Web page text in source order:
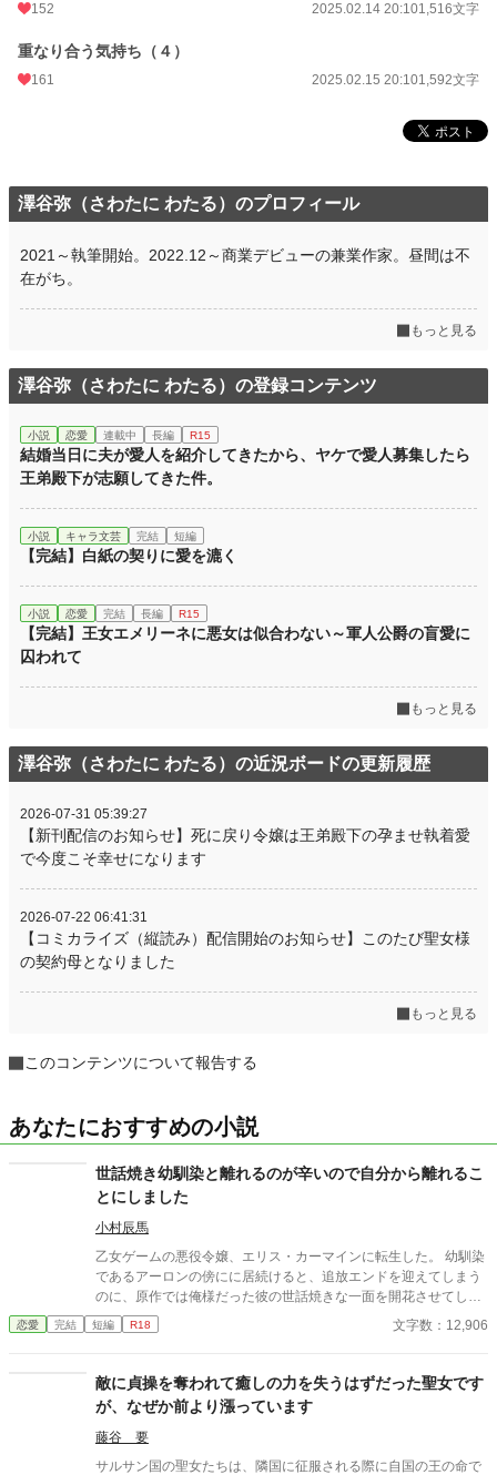
152 2025.02.14 20:101,516文字
重なり合う気持ち（４）
161 2025.02.15 20:101,592文字
澤谷弥（さわたに わたる）のプロフィール
2021～執筆開始。2022.12～商業デビューの兼業作家。昼間は不
在がち。
もっと見る
澤谷弥（さわたに わたる）の登録コンテンツ
小説 恋愛 連載中 長編 R15
結婚当日に夫が愛人を紹介してきたから、ヤケで愛人募集したら
王弟殿下が志願してきた件。
小説 キャラ文芸 完結 短編
【完結】白紙の契りに愛を漉く
小説 恋愛 完結 長編 R15
【完結】王女エメリーネに悪女は似合わない～軍人公爵の盲愛に
囚われて
もっと見る
澤谷弥（さわたに わたる）の近況ボードの更新履歴
2026-07-31 05:39:27
【新刊配信のお知らせ】死に戻り令嬢は王弟殿下の孕ませ執着愛
で今度こそ幸せになります
2026-07-22 06:41:31
【コミカライズ（縦読み）配信開始のお知らせ】このたび聖女様
の契約母となりました
もっと見る
このコンテンツについて報告する
あなたにおすすめの小説
世話焼き幼馴染と離れるのが辛いので自分から離れるこ
とにしました
小村辰馬
乙女ゲームの悪役令嬢、エリス・カーマインに転生した。 幼馴染
であるアーロンの傍にに居続けると、追放エンドを迎えてしまう
のに、原作では俺様だった彼の世話焼きな一面を開花させてしま
い、居心地の良い彼のそばを離れるのが辛くなってしまう。 なら
ば彼の代わりに男友達を作ろうと画策するがーー
恋愛 完結 短編 R18 文字数：12,906
敵に貞操を奪われて癒しの力を失うはずだった聖女です
が、なぜか前より漲っています
藤谷 要
サルサン国の聖女たちは、隣国に征服される際に自国の王の命で